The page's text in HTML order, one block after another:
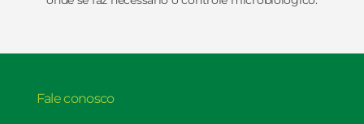
Fale conosco